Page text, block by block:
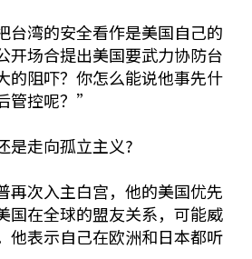
湾的安全看作是美国自己的
开场合提出美国要武力协防台
的阻吓？你怎么能说他事先什
管控呢？”
是走向孤立主义?
再次入主白宫，他的美国优先
国在全球的盟友关系，可能威
他表示自己在欧洲和日本都听